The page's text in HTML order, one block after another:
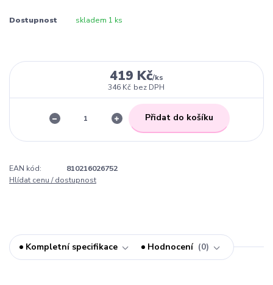
Dostupnost skladem 1 ks
419 Kč/ks
346 Kč bez DPH
Přidat do košíku
EAN kód:
810216026752
Hlídat cenu / dostupnost
Kompletní specifikace Hodnocení 0